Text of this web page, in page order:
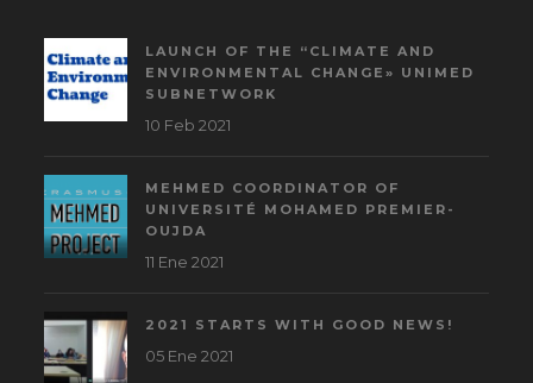
LAUNCH OF THE “CLIMATE AND
ENVIRONMENTAL CHANGE» UNIMED
SUBNETWORK
10 Feb 2021
MEHMED COORDINATOR OF
UNIVERSITÉ MOHAMED PREMIER-
OUJDA
11 Ene 2021
2021 STARTS WITH GOOD NEWS!
05 Ene 2021